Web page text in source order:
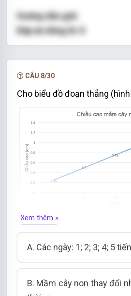
Hướng dẫn giải
Đáp án đúng là:
Dữ liệu là số liệu là giá
trong hiệu sách là: 2 000
000 đồng,...
Vậy ta chọn phương án D.
CÂU 8/30
Cho biểu đồ đoạn thẳng
Tiêu chí thống kê
là:
Xem thêm »
A. Các ngày: 1; 2; 3; 4; 5
B. Mầm cây non thay đổi